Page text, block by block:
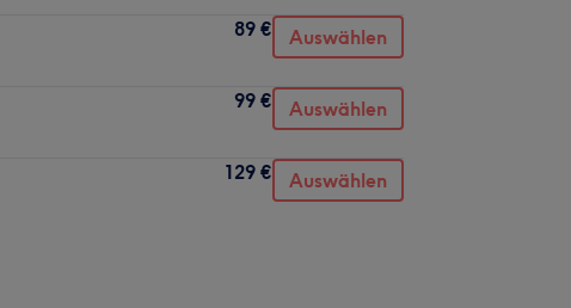
89 € Auswählen
99 € Auswählen
129 € Auswählen